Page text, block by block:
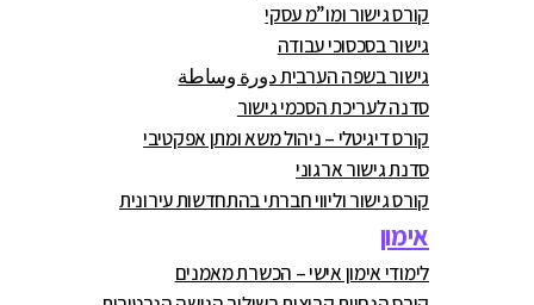
קורס גישור ומו”מ עסקי
גישור בסכסוכי עבודה
גישור בשפה הערבית دورة وساطة
סדנה לעריכת הסכמי גישור
קורס דיגיטלי – ניהול משא ומתן אפקטיבי
סדנת גישור ארגוני
קורס גישור וליווי חברתי בהתחדשות עירונית
אימון
לימודי אימון אישי – הכשרת מאמנים